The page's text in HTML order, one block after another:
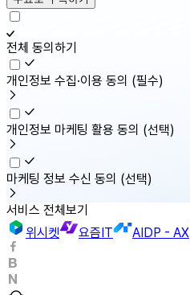
전체 동의하기
개인정보 수집·이용 동의 (필수)
개인정보 마케팅 활용 동의 (선택)
마케팅 정보 수신 동의 (선택)
서비스 전체보기
위시켓
요즘IT AIDP - AX